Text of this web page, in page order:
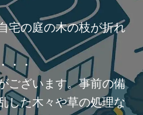
宅の庭の木の枝が折れ
・・
ございます。事前の備
た木々や草の処理な